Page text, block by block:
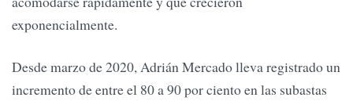
exponencialmente.
Desde marzo de 2020, Adrián Mercado lleva registrado un
incremento de entre el 80 a 90 por ciento en las subastas